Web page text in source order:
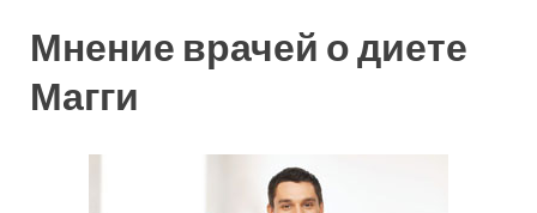
Мнение врачей о диете
Магги